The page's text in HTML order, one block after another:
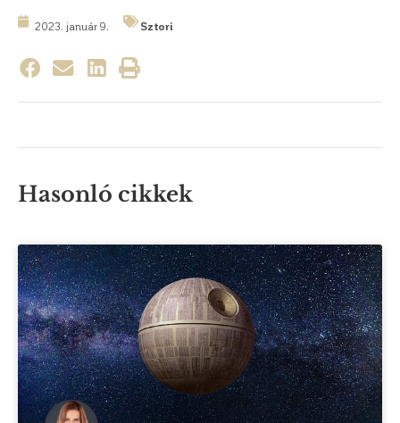
2023. január 9. Sztori
Hasonló cikkek